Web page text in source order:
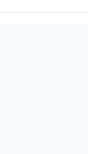
realmente o que